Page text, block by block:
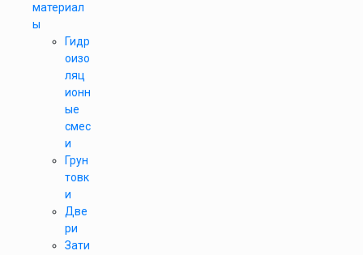
материал
ы
Гидр
оизо
ляц
ионн
ые
смес
и
Грун
товк
и
Две
ри
Зати